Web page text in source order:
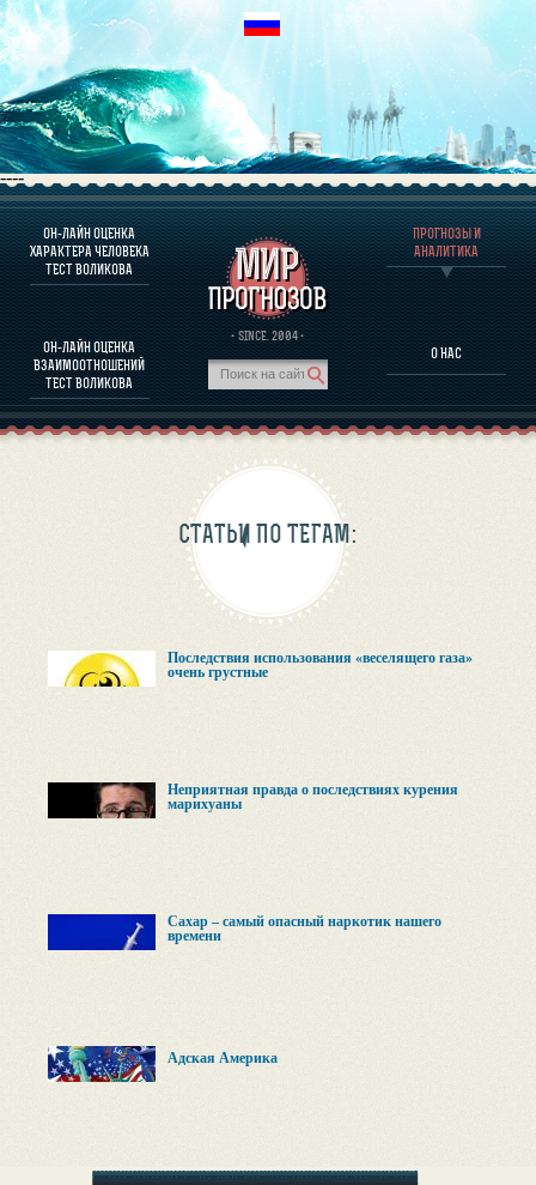
----
ОН-ЛАЙН ОЦЕНКА
ХАРАКТЕРА ЧЕЛОВЕКА
ТЕСТ ВОЛИКОВА
ОН-ЛАЙН ОЦЕНКА
ВЗАИМООТНОШЕНИЙ
ТЕСТ ВОЛИКОВА
· SINCE. 2004 ·
ПРОГНОЗЫ И
АНАЛИТИКА
О НАС
О ПРОГРАММЕ
ОЦЕНКА ХАРАКТЕРA ЧЕЛОВЕКА
ОЦЕНКА ХАРАКТЕРА ВЫДАЮЩИХСЯ ЛИЧНОСТЕЙ
О ПРОГРАММЕ
ПРОГНОЗЫ И АНАЛИТИКА
СТАТЬИ ПО ТЕГАМ:
Последствия использования «веселящего газа»
очень грустные
Неприятная правда о последствиях курения
марихуаны
Сахар – самый опасный наркотик нашего
времени
Адская Америка